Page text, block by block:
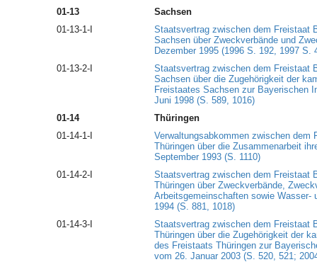
01-13
Sachsen
01-13-1-I
Staatsvertrag zwischen dem Freistaat
Sachsen über Zweckverbände und
Dezember 1995 (1996 S. 192, 1997 S.
01-13-2-I
Staatsvertrag zwischen dem Freistaat
Sachsen über die Zugehörigkeit der
Freistaates Sachsen zur Bayerischen
Juni 1998 (S. 589, 1016)
01-14
Thüringen
01-14-1-I
Verwaltungsabkommen zwischen dem
Thüringen über die Zusammenarbeit
September 1993 (S. 1110)
01-14-2-I
Staatsvertrag zwischen dem Freistaat
Thüringen über Zweckverbände,
Arbeitsgemeinschaften sowie Wasser-
1994 (S. 881, 1018)
01-14-3-I
Staatsvertrag zwischen dem Freistaat
Thüringen über die Zugehörigkeit der
des Freistaats Thüringen zur
vom 26. Januar 2003 (S. 520, 521;